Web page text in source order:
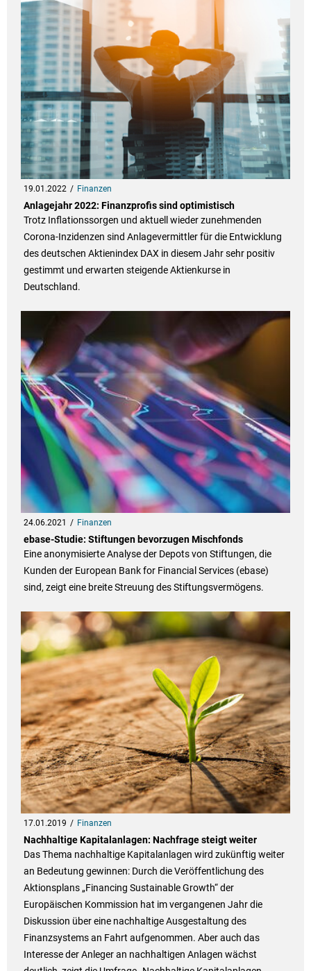
19.01.2022 Finanzen
Anlagejahr 2022: Finanzprofis sind optimistisch
Trotz Inflationssorgen und aktuell wieder zunehmenden
Corona-Inzidenzen sind Anlagevermittler für die Entwicklung
des deutschen Aktienindex DAX in diesem Jahr sehr positiv
gestimmt und erwarten steigende Aktienkurse in
Deutschland.
24.06.2021 Finanzen
ebase-Studie: Stiftungen bevorzugen Mischfonds
Eine anonymisierte Analyse der Depots von Stiftungen, die
Kunden der European Bank for Financial Services (ebase)
sind, zeigt eine breite Streuung des Stiftungsvermögens.
17.01.2019 Finanzen
Nachhaltige Kapitalanlagen: Nachfrage steigt weiter
Das Thema nachhaltige Kapitalanlagen wird zukünftig weiter
an Bedeutung gewinnen: Durch die Veröffentlichung des
Aktionsplans „Financing Sustainable Growth“ der
Europäischen Kommission hat im vergangenen Jahr die
Diskussion über eine nachhaltige Ausgestaltung des
Finanzsystems an Fahrt aufgenommen. Aber auch das
Interesse der Anleger an nachhaltigen Anlagen wächst